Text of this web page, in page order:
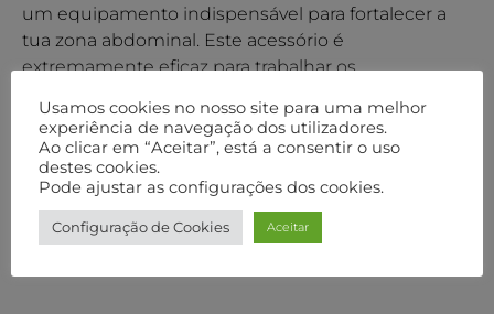
um equipamento indispensável para fortalecer a
tua zona abdominal. Este acessório é
extremamente eficaz para trabalhar os
alcançar os teus objetivos de fitness. Além disso, a
Roda de Abdominais permite-te melhorar a
estabilidade, a coordenação muscular e a
postura, contribuindo para um corpo mais forte e
equilibrado
Usamos cookies no nosso site para uma melhor
experiência de navegação dos utilizadores.
Ao clicar em “Aceitar”, está a consentir o uso
destes cookies.
Pode ajustar as configurações dos cookies.
Configuração de Cookies Aceitar